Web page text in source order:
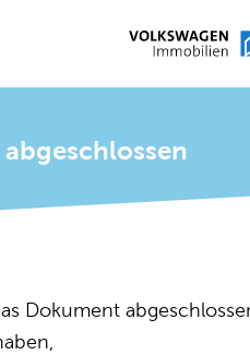
Dokument